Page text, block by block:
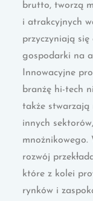
brutto, tworzą
i atrakcyjnych
przyczyniają się
gospodarki na
Innowacyjne
branżę hi-tech
także stwarzają
innych
mnożnikowego.
rozwój
które z kolei
rynków i